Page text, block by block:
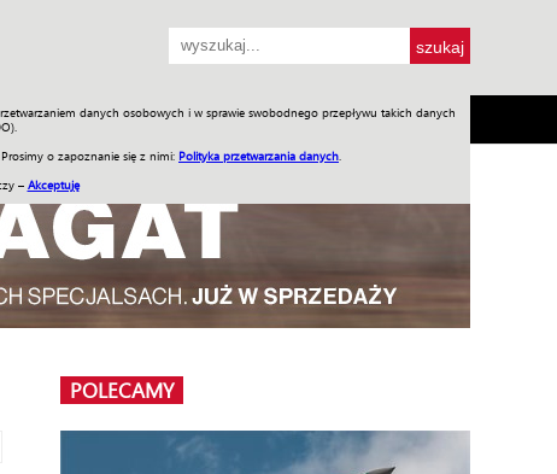
danych osobowych i w sprawie swobodnego przepływu takich danych
o zapoznanie się z nimi: Polityka przetwarzania danych
– Akceptuję
SKLEP Jednodniówki Praca w WIW
POLECAMY